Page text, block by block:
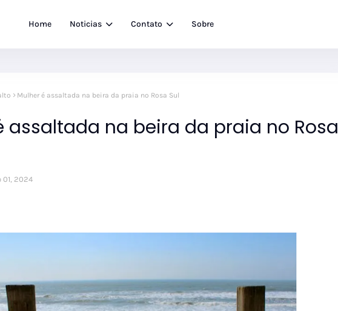
Home Noticias Contato Sobre
Mulher é assaltada na beira da praia no Rosa Sul
assaltada na beira da praia no Rosa
2024